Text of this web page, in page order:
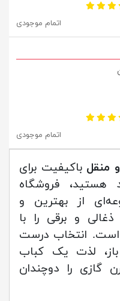
اتمام موجودی
اتمام موجودی
و منقل باکیفیت برای
هستید، فروشگاه
از بهترین و
و برقی را با
انتخاب درست
لذت یک کباب
گازی را دوچندان